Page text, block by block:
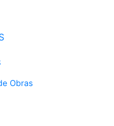
Obras